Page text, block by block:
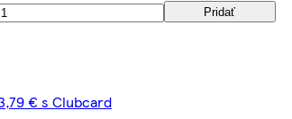
Pridať
€ s Clubcard